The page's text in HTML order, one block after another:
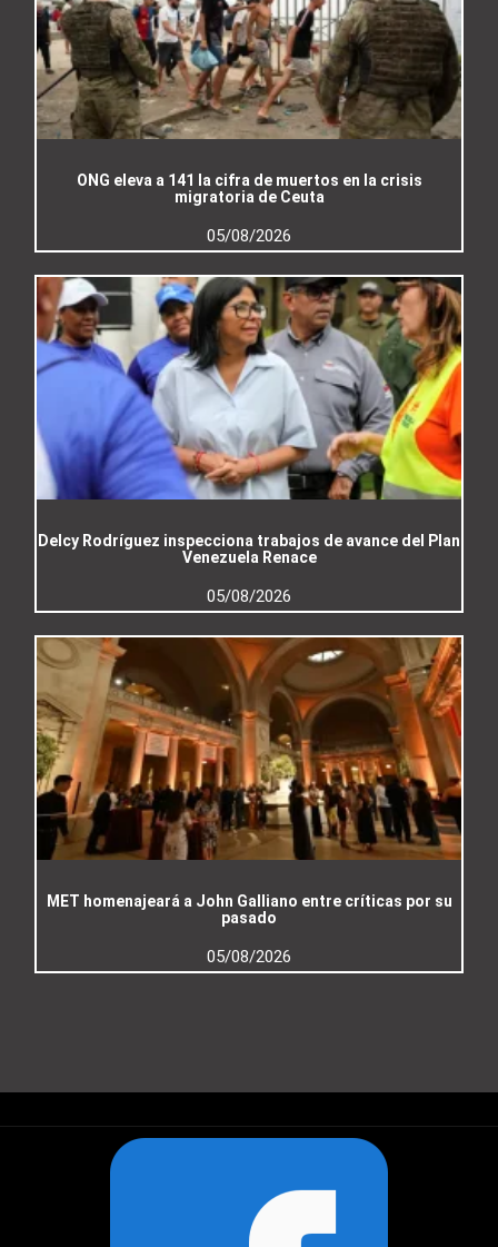
ONG eleva a 141 la cifra de muertos en la crisis
migratoria de Ceuta
05/08/2026
Delcy Rodríguez inspecciona trabajos de avance del Plan
Venezuela Renace
05/08/2026
MET homenajeará a John Galliano entre críticas por su
pasado
05/08/2026